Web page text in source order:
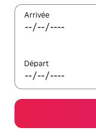
Arrivée
Départ